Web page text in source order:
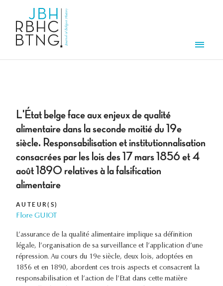
L'État belge face aux enjeux de qualité
alimentaire dans la seconde moitié du 19e
siècle. Responsabilisation et institutionnalisation
consacrées par les lois des 17 mars 1856 et 4
août 1890 relatives à la falsification
alimentaire
AUTEUR(S)
Flore GUIOT
L’assurance de la qualité alimentaire implique sa définition
légale, l’organisation de sa surveillance et l’application d’une
répression. Au cours du 19e siècle, deux lois, adoptées en
1856 et en 1890, abordent ces trois aspects et consacrent la
responsabilisation et l’action de l’Etat dans cette matière